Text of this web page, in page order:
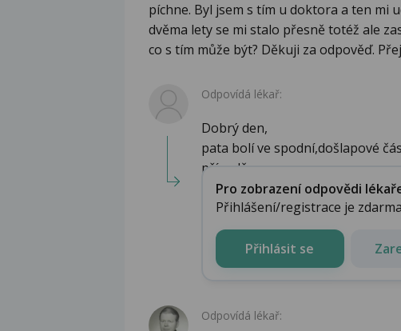
píchne. Byl jsem s tím u doktora a ten mi
dvěma lety se mi stalo přesně totéž ale
co s tím může být? Děkuji za odpověď.
Odpovídá lékař:
Dobrý den,
pata bolí ve spodní,došlapové
případě ...
Pro zobrazení odpovědi
Přihlášení/registrace je
Přihlásit se
Odpovídá lékař: